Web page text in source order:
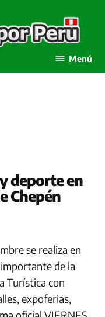
Menú
deporte en
Chepén
se realiza en
de la
Turística con
expoferias,